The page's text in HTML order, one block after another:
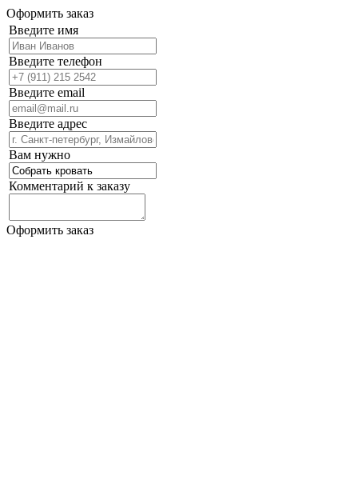
Оформить заказ
Введите имя
Введите телефон
Введите email
Введите адрес
Вам нужно
Комментарий к заказу
Оформить заказ